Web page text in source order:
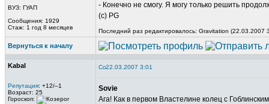
ВУЗ: ГУАП
Сообщения: 1929
Стаж: 1 год 8 месяцев
- Конечно не смогу. Я могу только решить
(c) PG
Последний раз редактировалось: Gravitation (22.03.2007
Вернуться к началу
Kabal
Репутация: +12/–1
Возраст: 25
Гороскоп:
22.03.2007 3:01
Sovie
Ага! Как в первом Властелине колец с